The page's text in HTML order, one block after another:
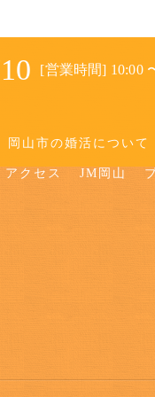
[営業時間] 10:00
岡山市の婚活について
アクセス JM岡山